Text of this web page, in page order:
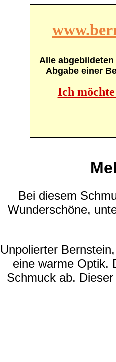
Alle
Abgabe einer
Ich
Bei diesem
Wunderschöne,
Unpolierter
eine warme Optik.
Schmuck ab.